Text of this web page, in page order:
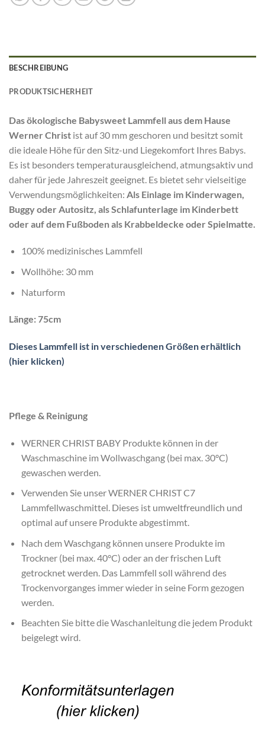
BESCHREIBUNG
PRODUKTSICHERHEIT
Das ökologische Babysweet Lammfell aus dem Hause
Werner Christ ist auf 30 mm geschoren und besitzt somit
die ideale Höhe für den Sitz-und Liegekomfort Ihres Babys.
Es ist besonders temperaturausgleichend, atmungsaktiv und
daher für jede Jahreszeit geeignet. Es bietet sehr vielseitige
Verwendungsmöglichkeiten: Als Einlage im Kinderwagen,
Buggy oder Autositz, als Schlafunterlage im Kinderbett
oder auf dem Fußboden als Krabbeldecke oder Spielmatte.
100% medizinisches Lammfell
Wollhöhe: 30 mm
Naturform
Länge: 75cm
Dieses Lammfell ist in verschiedenen Größen erhältlich
(hier klicken)
Pflege & Reinigung
WERNER CHRIST BABY Produkte können in der
Waschmaschine im Wollwaschgang (bei max. 30°C)
gewaschen werden.
Verwenden Sie unser WERNER CHRIST C7
Lammfellwaschmittel. Dieses ist umweltfreundlich und
optimal auf unsere Produkte abgestimmt.
Nach dem Waschgang können unsere Produkte im
Trockner (bei max. 40°C) oder an der frischen Luft
getrocknet werden. Das Lammfell soll während des
Trockenvorganges immer wieder in seine Form gezogen
werden.
Beachten Sie bitte die Waschanleitung die jedem Produkt
beigelegt wird.